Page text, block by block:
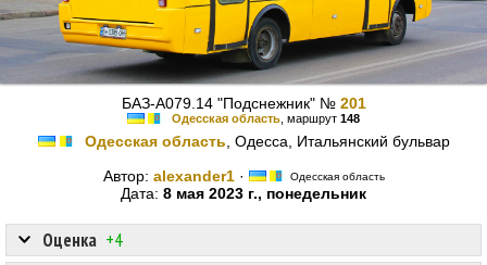
БАЗ-А079.14 "Подснежник" № 201
Одесская область , маршрут 148
Одесская область , Одесса, Итальянский бульвар
Автор: alexander1· Одесская область
Дата: 8 мая 2023 г., понедельник
Оценка +4